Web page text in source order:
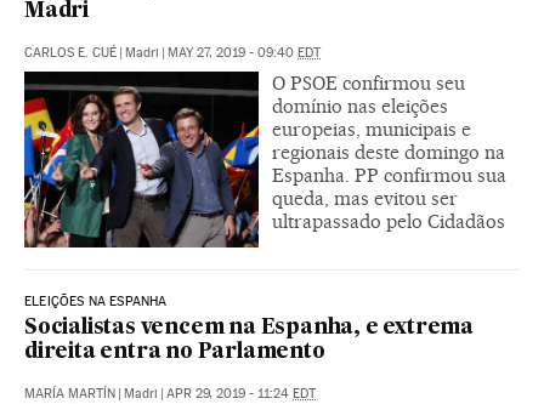
Madri
CARLOS E. CUÉ Madri MAY 27, 2019 - 09:40 EDT
O PSOE confirmou seu
domínio nas eleições
europeias, municipais e
regionais deste domingo na
Espanha. PP confirmou sua
queda, mas evitou ser
ultrapassado pelo Cidadãos
ELEIÇÕES NA ESPANHA
Socialistas vencem na Espanha, e extrema
direita entra no Parlamento
MARÍA MARTÍN Madri APR 29, 2019 - 11:24 EDT